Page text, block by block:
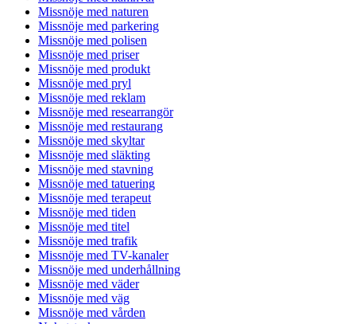
Missnöje med naturen
Missnöje med parkering
Missnöje med polisen
Missnöje med priser
Missnöje med produkt
Missnöje med pryl
Missnöje med reklam
Missnöje med researrangör
Missnöje med restaurang
Missnöje med skyltar
Missnöje med släkting
Missnöje med stavning
Missnöje med tatuering
Missnöje med terapeut
Missnöje med tiden
Missnöje med titel
Missnöje med trafik
Missnöje med TV-kanaler
Missnöje med underhållning
Missnöje med väder
Missnöje med väg
Missnöje med vården